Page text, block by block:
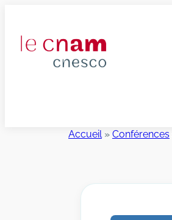
contenu
Accueil» Conférences